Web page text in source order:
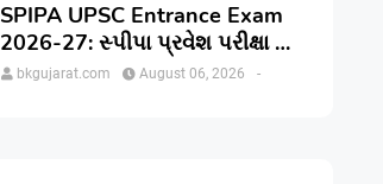
SPIPA UPSC Entrance Exam
2026-27: સ્પીપા પ્રવેશ પરીક્ષા માટે
ઓનલાઇન અરજી કેવી રીતે કરવી?
bkgujarat.com -
August 06, 2026